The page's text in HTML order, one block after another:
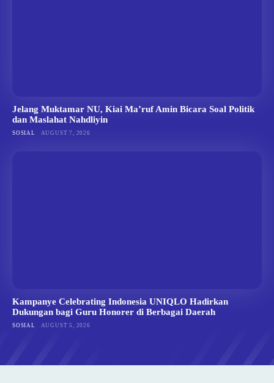
Jelang Muktamar NU, Kiai Ma’ruf Amin Bicara Soal Politik
dan Maslahat Nahdliyin
SOSIAL AUGUST 7, 2026
Kampanye Celebrating Indonesia UNIQLO Hadirkan
Dukungan bagi Guru Honorer di Berbagai Daerah
SOSIAL AUGUST 5, 2026